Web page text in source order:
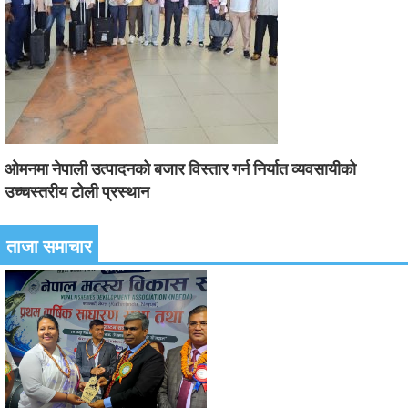
ओमनमा नेपाली उत्पादनको बजार विस्तार गर्न निर्यात व्यवसायीको
उच्चस्तरीय टोली प्रस्थान
ताजा समाचार